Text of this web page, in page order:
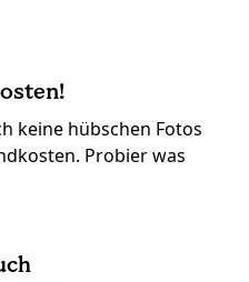
keine hübschen Fotos
Probier was